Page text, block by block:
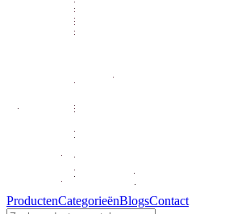
ProductenCategorieënBlogsContact